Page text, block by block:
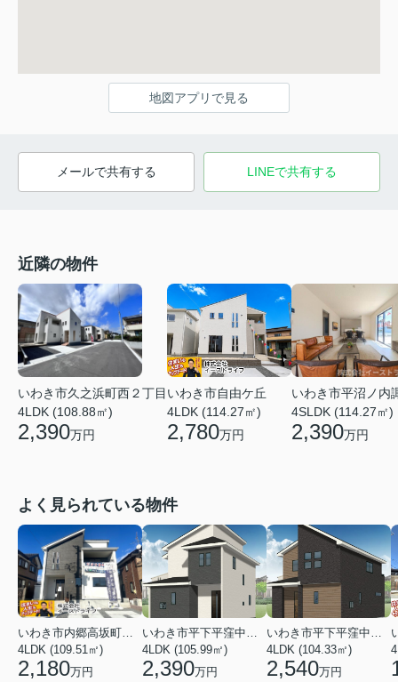
地図アプリで見る
メールで共有する LINEで共有する
近隣の物件
いわき市久之浜町西２丁目
4LDK (108.88㎡)
2,390万円
いわき市自由ケ丘
4LDK (114.27㎡)
2,780万円
いわき市平沼ノ内
4SLDK (114.27㎡)
2,390万円
よく見られている物件
いわき市内郷高坂町２丁目
4LDK (109.51㎡)
2,180万円
いわき市平下平窪中島町
4LDK (105.99㎡)
2,390万円
いわき市平下平窪中島町
4LDK (104.33㎡)
2,540万円